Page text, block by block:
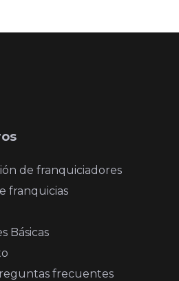
de franquiciadores
franquicias
Básicas
frecuentes